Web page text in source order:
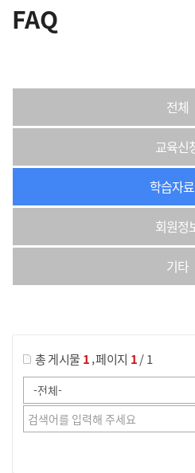
FAQ
전체
교육신
학습자
회원정
기타
총 게시물 1,페이지 1/ 1